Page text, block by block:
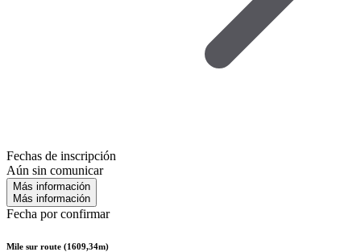
Fechas de inscripción
Aún sin comunicar
Más información
Más información
Fecha por confirmar
Mile sur route (1609,34m)